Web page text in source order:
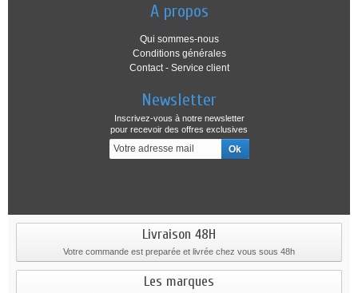
A propos
Qui sommes-nous
Conditions générales
Contact - Service client
Newsletter
Inscrivez-vous à notre newsletter
pour recevoir des offres exclusives
Livraison 48H
Votre commande est preparée et livrée chez vous sous 48h
Les marques